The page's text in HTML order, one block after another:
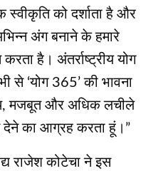
स्वीकृति को दर्शाता है और
अंग बनाने के हमारे
है। अंतर्राष्ट्रीय योग
‘योग 365’ की भावना
मजबूत और अधिक लचीले
देने का आग्रह करता हूं।”
राजेश कोटेचा ने इस